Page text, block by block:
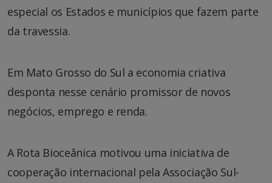
especial os Estados e municípios que fazem parte
da travessia.
Em Mato Grosso do Sul a economia criativa
desponta nesse cenário promissor de novos
negócios, emprego e renda.
A Rota Bioceânica motivou uma iniciativa de
cooperação internacional pela Associação Sul-